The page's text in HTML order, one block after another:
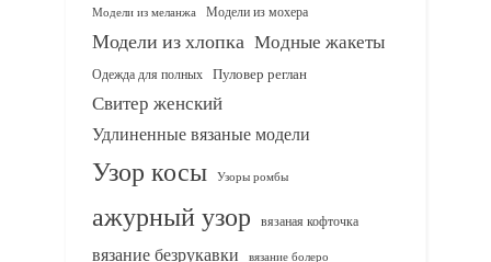
Модели из меланжа Модели из мохера
Модели из хлопка Модные жакеты
Одежда для полных Пуловер реглан
Свитер женский
Удлиненные вязаные модели
Узор косы Узоры ромбы
ажурный узор вязаная кофточка
вязание безрукавки вязание болеро